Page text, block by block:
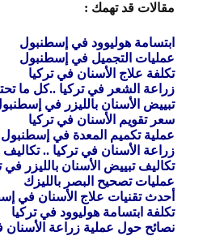
مقالات قد تهمك :
ابتسامة هوليوود في إسطنبول
عمليات التجميل في إسطنبول
تكلفة علاج الأسنان في تركيا
زراعة الشعر في تركيا ..كل ما
تبييض الأسنان بالليزر في
سعر تقويم الأسنان في تركيا
عملية تكميم المعدة في إسطنبول
زراعة الأسنان في تركيا .. تكاليف
تكاليف تبييض الأسنان بالليزر في
عمليات تصحيح البصر بالليزك
أحدث تقنيات علاج الأسنان في
تكلفة ابتسامة هوليوود في تركيا
نصائح حول عملية زراعة الأسنان